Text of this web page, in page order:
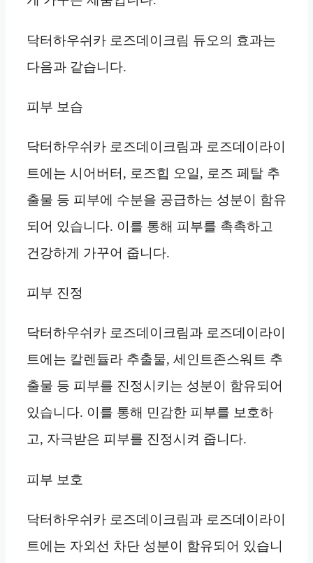
닥터하우쉬카 로즈데이크림 듀오의 효과는
다음과 같습니다.
피부 보습
닥터하우쉬카 로즈데이크림과 로즈데이라이
트에는 시어버터, 로즈힙 오일, 로즈 페탈 추
출물 등 피부에 수분을 공급하는 성분이 함유
되어 있습니다. 이를 통해 피부를 촉촉하고
건강하게 가꾸어 줍니다.
피부 진정
닥터하우쉬카 로즈데이크림과 로즈데이라이
트에는 칼렌듈라 추출물, 세인트존스워트 추
출물 등 피부를 진정시키는 성분이 함유되어
있습니다. 이를 통해 민감한 피부를 보호하
고, 자극받은 피부를 진정시켜 줍니다.
피부 보호
닥터하우쉬카 로즈데이크림과 로즈데이라이
트에는 자외선 차단 성분이 함유되어 있습니